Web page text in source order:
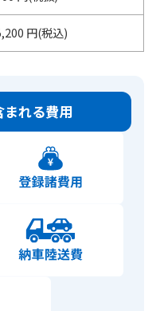
円(税込)
まれる費用